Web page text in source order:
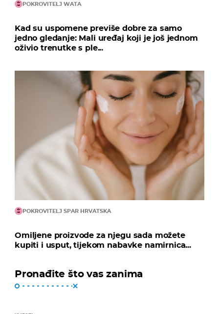
POKROVITELJ WATA
Kad su uspomene previše dobre za samo
jedno gledanje: Mali uređaj koji je još jednom
oživio trenutke s ple...
POKROVITELJ SPAR HRVATSKA
Omiljene proizvode za njegu sada možete
kupiti i usput, tijekom nabavke namirnica...
Pronađite što vas zanima